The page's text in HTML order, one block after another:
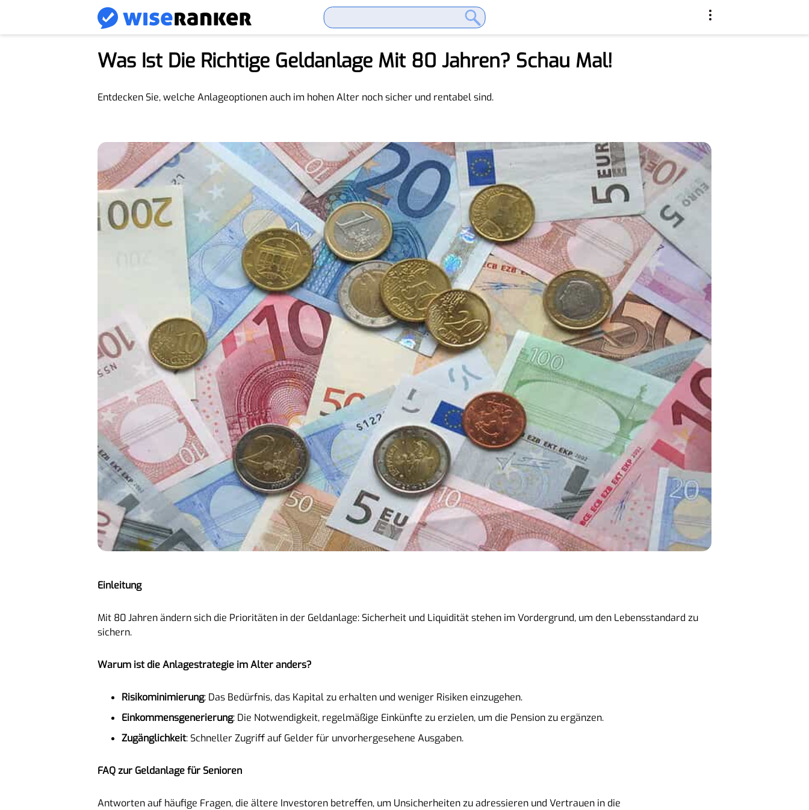
Was Ist Die Richtige Geldanlage Mit 80 Jahren? Schau Mal!
Entdecken Sie, welche Anlageoptionen auch im hohen Alter noch sicher und rentabel sind.
Einleitung
Mit 80 Jahren ändern sich die Prioritäten in der Geldanlage: Sicherheit und Liquidität stehen im Vordergrund, um den Lebensstandard zu
sichern.
Warum ist die Anlagestrategie im Alter anders?
Risikominimierung: Das Bedürfnis, das Kapital zu erhalten und weniger Risiken einzugehen.
Einkommensgenerierung: Die Notwendigkeit, regelmäßige Einkünfte zu erzielen, um die Pension zu ergänzen.
Zugänglichkeit: Schneller Zugriff auf Gelder für unvorhergesehene Ausgaben.
FAQ zur Geldanlage für Senioren
Antworten auf häufige Fragen, die ältere Investoren betreffen, um Unsicherheiten zu adressieren und Vertrauen in die